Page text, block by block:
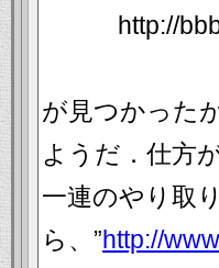
http://
が見つかった
ようだ．仕方
一連のやり取
ら、”http://